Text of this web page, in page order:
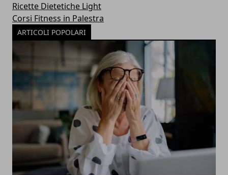
Ricette Dietetiche Light
Corsi Fitness in Palestra
ARTICOLI POPOLARI